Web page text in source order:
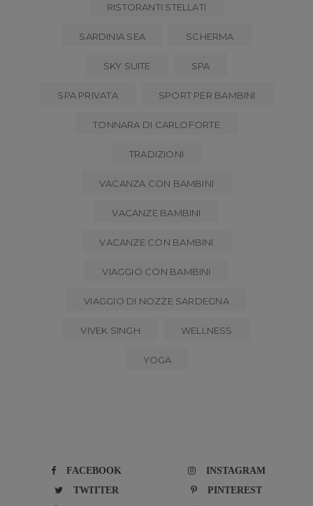
RISTORANTI STELLATI
SARDINIA SEA SCHERMA
SKY SUITE SPA
SPA PRIVATA SPORT PER BAMBINI
TONNARA DI CARLOFORTE
TRADIZIONI
VACANZA CON BAMBINI
VACANZE BAMBINI
VACANZE CON BAMBINI
VIAGGIO CON BAMBINI
VIAGGIO DI NOZZE SARDEGNA
VIVEK SINGH WELLNESS
YOGA
FACEBOOK
INSTAGRAM
TWITTER
PINTEREST